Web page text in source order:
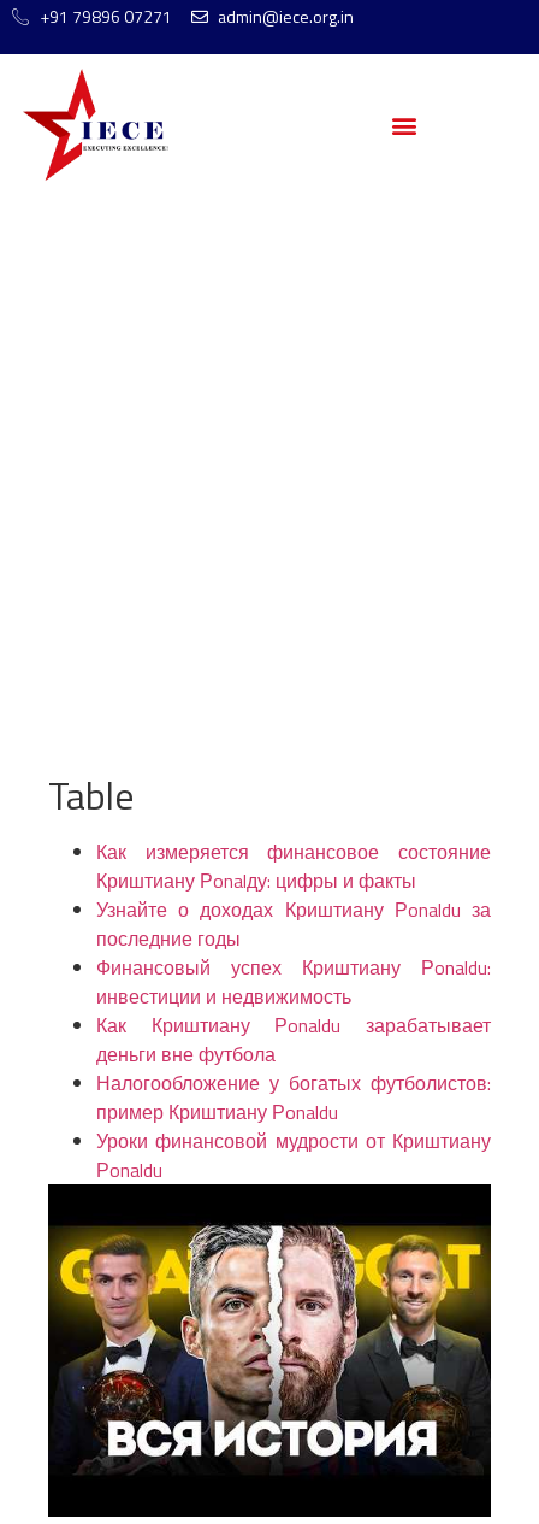
+91 79896 07271 admin@iece.org.in
Table
Как измеряется финансовое состояние
Криштиану Рonalду: цифры и факты
Узнайте о доходах Криштиану Рonaldu за
последние годы
Финансовый успех Криштиану Рonaldu:
инвестиции и недвижимость
Как Криштиану Рonaldu зарабатывает
деньги вне футбола
Налогообложение у богатых футболистов:
пример Криштиану Рonaldu
Уроки финансовой мудрости от Криштиану
Рonaldu